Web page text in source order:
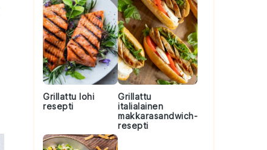
Grillattu lohi
resepti
Grillattu
italialainen
makkarasandwich-
resepti